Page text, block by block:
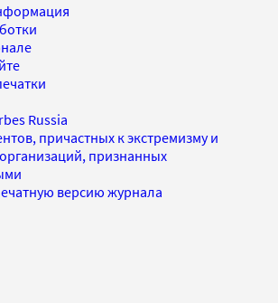
Russia
причастных к экстремизму и
признанных
версию журнала